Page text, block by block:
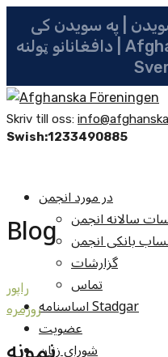
| په سویدن کی
دافغانانو ټولنه | Afghanska Föreningen i
Skriv till oss:
Swish:1233490885
در مورد انجمن
سالانه انجمن
گزارشات
تماس
اساسنامه Stadgar
عضویت
شوراي زنان
Blog
راپور
روزمره